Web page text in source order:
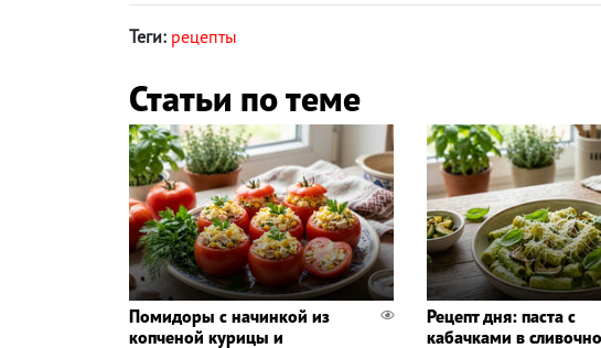
Теги: рецепты
Статьи по теме
Помидоры с начинкой из
копченой курицы и
Рецепт дня: паста с
кабачками в